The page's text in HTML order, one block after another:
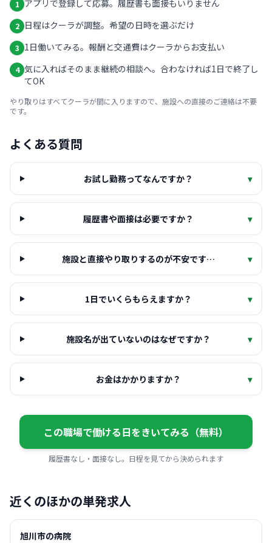
1 アプリで登録して応募。履歴書も面接もいりません
2 日程はクーラが調整。希望の日時を選ぶだけ
3 1日働いてみる。報酬と交通費はクーラからお支払い
4 気に入ればそのまま継続の相談へ。合わなければ1日で終了し
てOK
やり取りはすべてクーラが間に入りますので、施設への直接のご連絡は不要
です。
よくある質問
お試し勤務ってなんですか？ ▾
履歴書や面接は必要ですか？ ▾
施設と直接やり取りするのが不安です… ▾
1日でいくらもらえますか？ ▾
施設名が出ていないのはなぜですか？ ▾
お金はかかりますか？ ▾
この職場で働ける日をきいてみる（無料）
履歴書なし・面接なし。日程を見てから決められます
近くのほかの単発求人
旭川市の病院